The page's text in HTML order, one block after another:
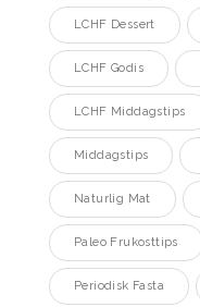
LCHF Dessert
LCHF Godis
LCHF Middagstips
Middagstips
Naturlig Mat
Paleo Frukosttips
Periodisk Fasta